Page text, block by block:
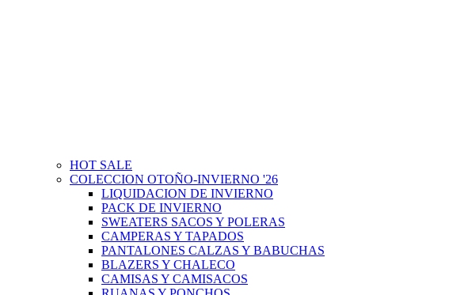
HOT SALE
COLECCION OTOÑO-INVIERNO '26
LIQUIDACION DE INVIERNO
PACK DE INVIERNO
SWEATERS SACOS Y POLERAS
CAMPERAS Y TAPADOS
PANTALONES CALZAS Y BABUCHAS
BLAZERS Y CHALECO
CAMISAS Y CAMISACOS